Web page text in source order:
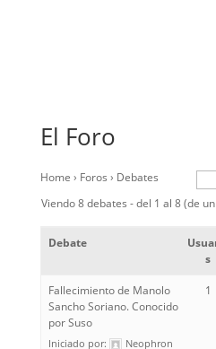
El Foro
Home › Foros › Debates
Viendo 8 debates - del 1 al 8 (de
Debate
s
Fallecimiento de Manolo
Sancho Soriano. Conocido
por Suso
Iniciado por:
Neophron
1